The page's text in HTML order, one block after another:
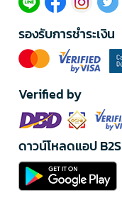
รองรับการชำระเงิน
Verified by
ดาวน์โหลดแอป B2S